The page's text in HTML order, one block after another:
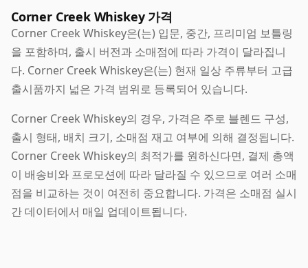
Corner Creek Whiskey 가격
Corner Creek Whiskey은(는) 입문, 중간, 프리미엄 보틀링
을 포함하며, 출시 버전과 소매점에 따라 가격이 달라집니
다. Corner Creek Whiskey은(는) 현재 일상 주류부터 고급
출시품까지 넓은 가격 범위로 등록되어 있습니다.
Corner Creek Whiskey의 경우, 가격은 주로 블렌드 구성,
출시 형태, 배치 크기, 소매점 재고 여부에 의해 결정됩니다.
Corner Creek Whiskey의 최적가를 원하신다면, 결제 총액
이 배송비와 프로모션에 따라 달라질 수 있으므로 여러 소매
점을 비교하는 것이 여전히 중요합니다. 가격은 소매점 실시
간 데이터에서 매일 업데이트됩니다.